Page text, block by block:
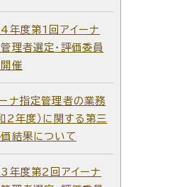
年度第1回アイーナ
理者選定・評価委員
催
ナ指定管理者の業務
2年度）に関する第三
結果について
年度第2回アイーナ